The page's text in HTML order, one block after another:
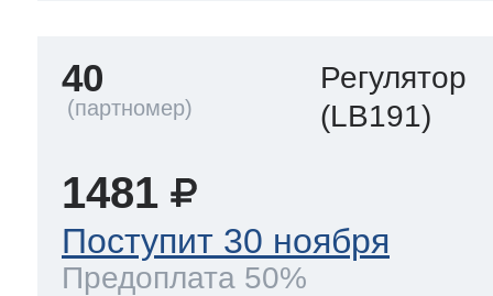
40
Регулятор
(LB191)
1481
Поступит 30 ноября
Предоплата 50%